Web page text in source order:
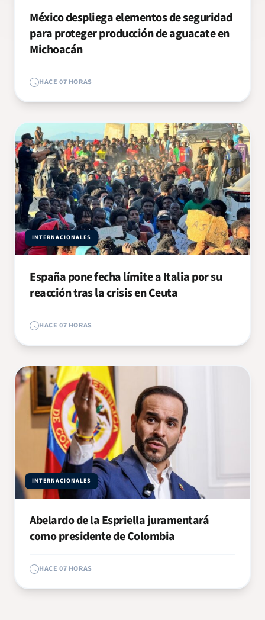
México despliega elementos de seguridad
para proteger producción de aguacate en
Michoacán
HACE 07 HORAS
INTERNACIONALES
España pone fecha límite a Italia por su
reacción tras la crisis en Ceuta
HACE 07 HORAS
INTERNACIONALES
Abelardo de la Espriella juramentará
como presidente de Colombia
HACE 07 HORAS